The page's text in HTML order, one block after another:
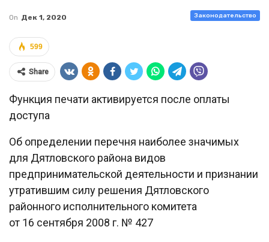
Законодательство
On Дек 1, 2020
599
Share
Функция печати активируется после оплаты
доступа
Об определении перечня наиболее значимых
для Дятловского района видов
предпринимательской деятельности и признании
утратившим силу решения Дятловского
районного исполнительного комитета
от 16 сентября 2008 г. № 427